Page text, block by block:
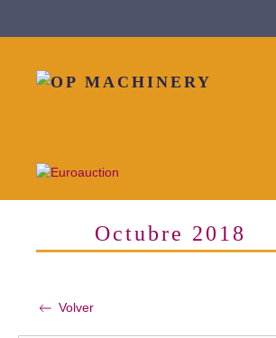
Octubre 2018
Volver